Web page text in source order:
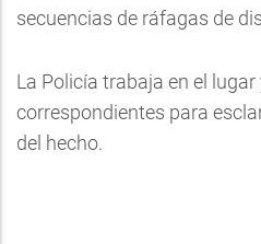
secuencias de ráfagas de
La Policía trabaja en el
correspondientes para
del hecho.